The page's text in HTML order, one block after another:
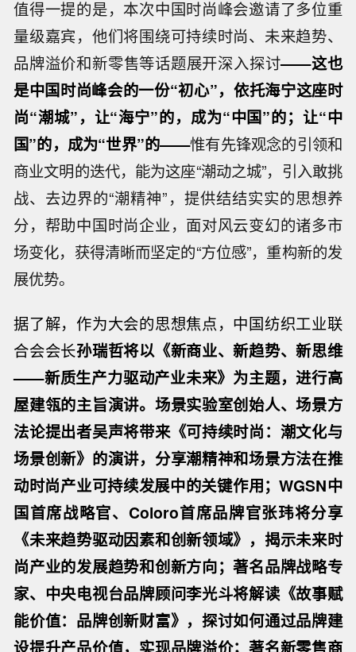
值得一提的是，本次中国时尚峰会邀请了多位重
量级嘉宾，他们将围绕可持续时尚、未来趋势、
品牌溢价和新零售等话题展开深入探讨——这也
是中国时尚峰会的一份“初心”，依托海宁这座时
尚“潮城”，让“海宁”的，成为“中国”的；让“中
国”的，成为“世界”的——惟有先锋观念的引领和
商业文明的迭代，能为这座“潮动之城”，引入敢挑
战、去边界的“潮精神”，提供结结实实的思想养
分，帮助中国时尚企业，面对风云变幻的诸多市
场变化，获得清晰而坚定的“方位感”，重构新的发
展优势。
据了解，作为大会的思想焦点，中国纺织工业联
合会会长孙瑞哲将以《新商业、新趋势、新思维
——新质生产力驱动产业未来》为主题，进行高
屋建瓴的主旨演讲。场景实验室创始人、场景方
法论提出者吴声将带来《可持续时尚：潮文化与
场景创新》的演讲，分享潮精神和场景方法在推
动时尚产业可持续发展中的关键作用；WGSN中
国首席战略官、Coloro首席品牌官张玮将分享
《未来趋势驱动因素和创新领域》，揭示未来时
尚产业的发展趋势和创新方向；著名品牌战略专
家、中央电视台品牌顾问李光斗将解读《故事赋
能价值：品牌创新财富》，探讨如何通过品牌建
设提升产品价值，实现品牌溢价；著名新零售商